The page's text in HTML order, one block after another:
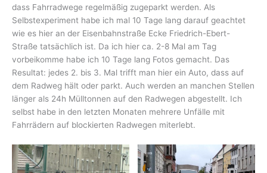
dass Fahrradwege regelmäßig zugeparkt werden. Als
Selbstexperiment habe ich mal 10 Tage lang darauf geachtet
wie es hier an der Eisenbahnstraße Ecke Friedrich-Ebert-
Straße tatsächlich ist. Da ich hier ca. 2-8 Mal am Tag
vorbeikomme habe ich 10 Tage lang Fotos gemacht. Das
Resultat: jedes 2. bis 3. Mal trifft man hier ein Auto, dass auf
dem Radweg hält oder parkt. Auch werden an manchen Stellen
länger als 24h Mülltonnen auf den Radwegen abgestellt. Ich
selbst habe in den letzten Monaten mehrere Unfälle mit
Fahrrädern auf blockierten Radwegen miterlebt.